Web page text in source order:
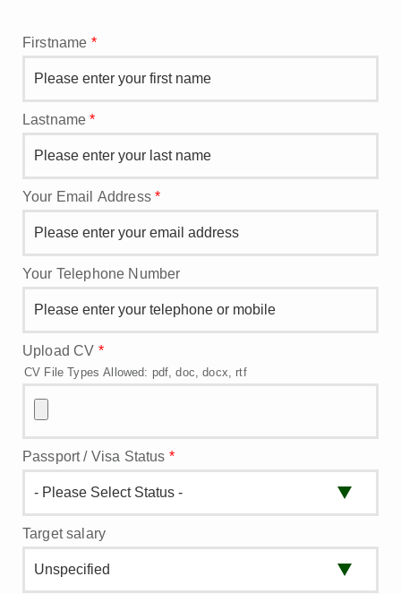
Firstname *
Lastname*
Your Email Address*
Your Telephone Number
Upload CV *
CV File Types Allowed: pdf, doc, docx, rtf
Passport / Visa Status *
Target salary